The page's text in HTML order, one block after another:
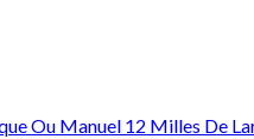
Ou Manuel 12 Milles De